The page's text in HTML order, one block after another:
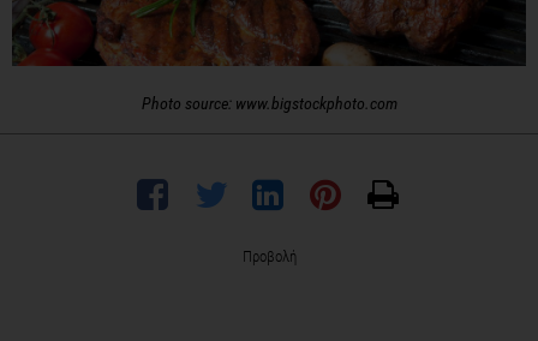
Photo source: www.bigstockphoto.com
Προβολή